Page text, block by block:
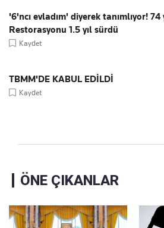
'6'ncı evladım' diyerek tanımlıyor! 74
Restorasyonu 1.5 yıl sürdü
Kaydet
TBMM'DE KABUL EDİLDİ
Kaydet
ÖNE ÇIKANLAR